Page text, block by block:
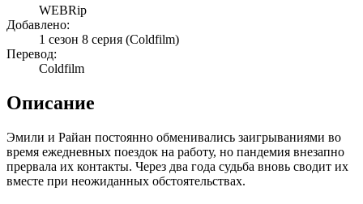
WEBRip
Добавлено:
1 сезон 8 серия (Coldfilm)
Перевод:
Coldfilm
Описание
Эмили и Райан постоянно обменивались заигрываниями во
время ежедневных поездок на работу, но пандемия внезапно
прервала их контакты. Через два года судьба вновь сводит их
вместе при неожиданных обстоятельствах.